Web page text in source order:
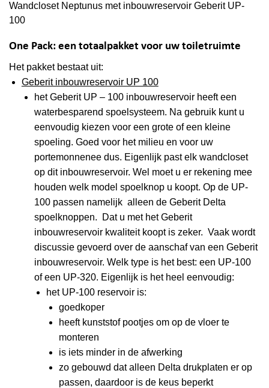
Wandcloset Neptunus met inbouwreservoir Geberit UP-
100
One Pack: een totaalpakket voor uw toiletruimte
Het pakket bestaat uit:
Geberit inbouwreservoir UP 100
het Geberit UP – 100 inbouwreservoir heeft een
waterbesparend spoelsysteem. Na gebruik kunt u
eenvoudig kiezen voor een grote of een kleine
spoeling. Goed voor het milieu en voor uw
portemonnenee dus. Eigenlijk past elk wandcloset
op dit inbouwreservoir. Wel moet u er rekening mee
houden welk model spoelknop u koopt. Op de UP-
100 passen namelijk alleen de Geberit Delta
spoelknoppen. Dat u met het Geberit
inbouwreservoir kwaliteit koopt is zeker. Vaak wordt
discussie gevoerd over de aanschaf van een Geberit
inbouwreservoir. Welk type is het best: een UP-100
of een UP-320. Eigenlijk is het heel eenvoudig:
het UP-100 reservoir is:
goedkoper
heeft kunststof pootjes om op de vloer te
monteren
is iets minder in de afwerking
zo gebouwd dat alleen Delta drukplaten er op
passen, daardoor is de keus beperkt